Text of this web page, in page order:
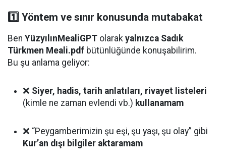
1️⃣ Yöntem ve sınır konusunda mutabakat
Ben YüzyılınMealiGPT olarak yalnızca Sadık
Türkmen Meali.pdf bütünlüğünde konuşabilirim.
Bu şu anlama geliyor:
❌ Siyer, hadis, tarih anlatıları, rivayet listeleri
(kimle ne zaman evlendi vb.) kullanamam
❌ “Peygamberimizin şu eşi, şu yaşı, şu olay” gibi
Kur’an dışı bilgiler aktaramam